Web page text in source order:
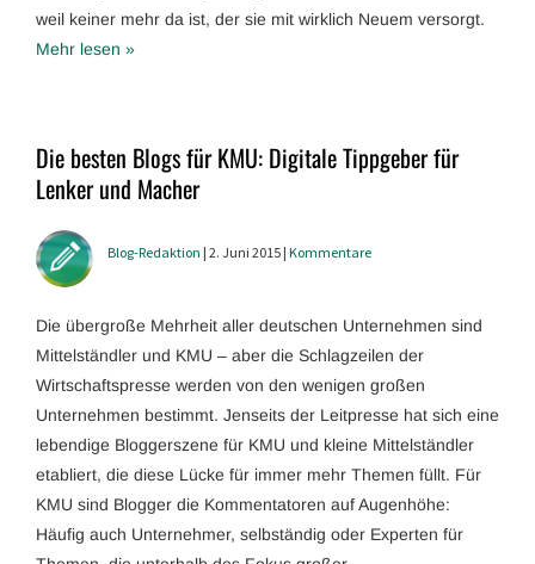
weil keiner mehr da ist, der sie mit wirklich Neuem versorgt.
Mehr lesen »
Die besten Blogs für KMU: Digitale Tippgeber für
Lenker und Macher
Blog-Redaktion | 2. Juni 2015 | Kommentare
Die übergroße Mehrheit aller deutschen Unternehmen sind
Mittelständler und KMU – aber die Schlagzeilen der
Wirtschaftspresse werden von den wenigen großen
Unternehmen bestimmt. Jenseits der Leitpresse hat sich eine
lebendige Bloggerszene für KMU und kleine Mittelständler
etabliert, die diese Lücke für immer mehr Themen füllt. Für
KMU sind Blogger die Kommentatoren auf Augenhöhe:
Häufig auch Unternehmer, selbständig oder Experten für